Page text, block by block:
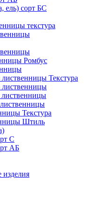
ель) сорт БС
текстура
Ромбус
Текстура
лиственницы
лиственницы
Текстура
Штиль
С
АБ